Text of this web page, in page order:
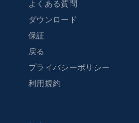
よくある質問
ダウンロード
保証
戻る
プライバシーポリシー
利用規約